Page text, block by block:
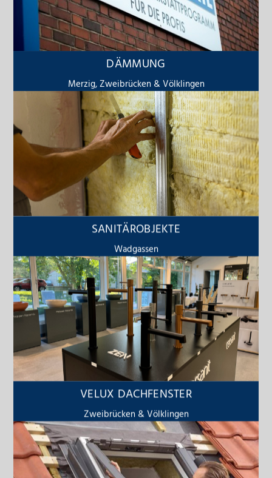
DÄMMUNG
Merzig, Zweibrücken & Völklingen
SANITÄROBJEKTE
Wadgassen
VELUX DACHFENSTER
Zweibrücken & Völklingen